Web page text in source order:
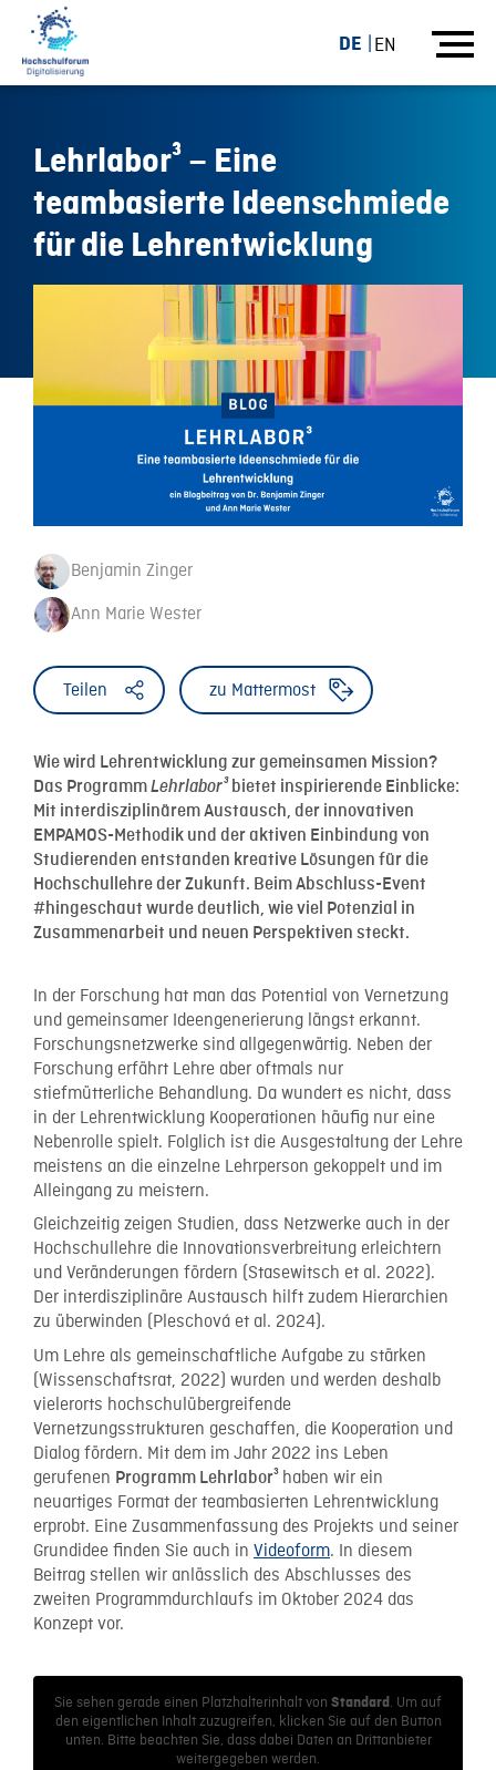
DE EN
Lehrlabor³ – Eine
teambasierte Ideenschmiede
für die Lehrentwicklung
Benjamin Zinger
Ann Marie Wester
Teilen zu Mattermost
Wie wird Lehrentwicklung zur gemeinsamen Mission?
Das ProgrammLehrlabor³ bietet inspirierende Einblicke:
Mit interdisziplinärem Austausch, der innovativen
EMPAMOS-Methodik und der aktiven Einbindung von
Studierenden entstanden kreative Lösungen für die
Hochschullehre der Zukunft. Beim Abschluss-Event
#hingeschaut wurde deutlich, wie viel Potenzial in
Zusammenarbeit und neuen Perspektiven steckt.
In der Forschung hat man das Potential von Vernetzung
und gemeinsamer Ideengenerierung längst erkannt.
Forschungsnetzwerke sind allgegenwärtig. Neben der
Forschung erfährt Lehre aber oftmals nur
stiefmütterliche Behandlung. Da wundert es nicht, dass
in der Lehrentwicklung Kooperationen häufig nur eine
Nebenrolle spielt. Folglich ist die Ausgestaltung der Lehre
meistens an die einzelne Lehrperson gekoppelt und im
Alleingang zu meistern.
Gleichzeitig zeigen Studien, dass Netzwerke auch in der
Hochschullehre die Innovationsverbreitung erleichtern
und Veränderungen fördern (Stasewitsch et al. 2022).
Der interdisziplinäre Austausch hilft zudem Hierarchien
zu überwinden (Pleschová et al. 2024).
Um Lehre als gemeinschaftliche Aufgabe zu stärken
(Wissenschaftsrat, 2022) wurden und werden deshalb
vielerorts hochschulübergreifende
Vernetzungsstrukturen geschaffen, die Kooperation und
Dialog fördern. Mit dem im Jahr 2022 ins Leben
gerufenen Programm Lehrlabor³ haben wir ein
neuartiges Format der teambasierten Lehrentwicklung
erprobt. Eine Zusammenfassung des Projekts und seiner
Grundidee finden Sie auch in Videoform. In diesem
Beitrag stellen wir anlässlich des Abschlusses des
zweiten Programmdurchlaufs im Oktober 2024 das
Konzept vor.
Sie sehen gerade einen Platzhalterinhalt von Standard . Um auf
den eigentlichen Inhalt zuzugreifen, klicken Sie auf den Button
unten. Bitte beachten Sie, dass dabei Daten an Drittanbieter
weitergegeben werden.